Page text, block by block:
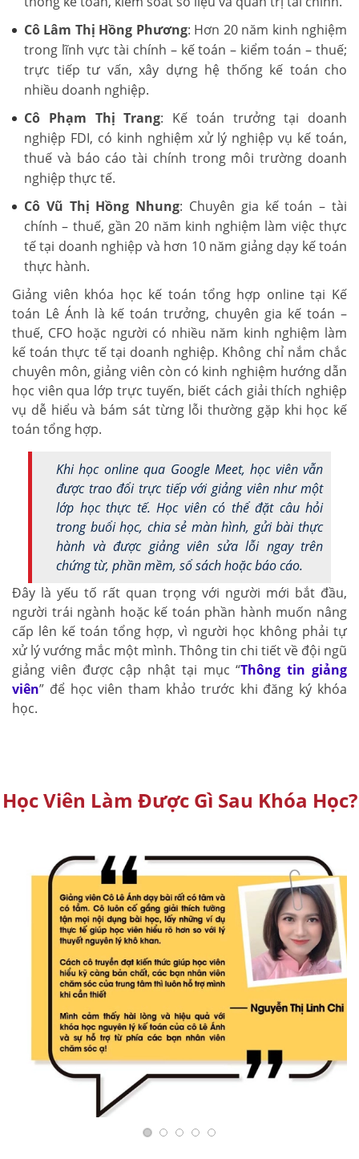
Cô Lâm Thị Hồng Phương: Hơn 20 năm kinh nghiệm
trong lĩnh vực tài chính – kế toán – kiểm toán – thuế;
trực tiếp tư vấn, xây dựng hệ thống kế toán cho
nhiều doanh nghiệp.
Cô Phạm Thị Trang: Kế toán trưởng tại doanh
nghiệp FDI, có kinh nghiệm xử lý nghiệp vụ kế toán,
thuế và báo cáo tài chính trong môi trường doanh
nghiệp thực tế.
Cô Vũ Thị Hồng Nhung: Chuyên gia kế toán – tài
chính – thuế, gần 20 năm kinh nghiệm làm việc thực
tế tại doanh nghiệp và hơn 10 năm giảng dạy kế toán
thực hành.
Giảng viên khóa học kế toán tổng hợp online tại Kế
toán Lê Ánh là kế toán trưởng, chuyên gia kế toán –
thuế, CFO hoặc người có nhiều năm kinh nghiệm làm
kế toán thực tế tại doanh nghiệp. Không chỉ nắm chắc
chuyên môn, giảng viên còn có kinh nghiệm hướng dẫn
học viên qua lớp trực tuyến, biết cách giải thích nghiệp
vụ dễ hiểu và bám sát từng lỗi thường gặp khi học kế
toán tổng hợp.
Khi học online qua Google Meet, học viên vẫn
được trao đổi trực tiếp với giảng viên như một
lớp học thực tế. Học viên có thể đặt câu hỏi
trong buổi học, chia sẻ màn hình, gửi bài thực
hành và được giảng viên sửa lỗi ngay trên
chứng từ, phần mềm, sổ sách hoặc báo cáo.
Đây là yếu tố rất quan trọng với người mới bắt đầu,
người trái ngành hoặc kế toán phần hành muốn nâng
cấp lên kế toán tổng hợp, vì người học không phải tự
xử lý vướng mắc một mình. Thông tin chi tiết về đội ngũ
giảng viên được cập nhật tại mục “Thông tin giảng
viên” để học viên tham khảo trước khi đăng ký khóa
học.
Học Viên Làm Được Gì Sau Khóa Học?